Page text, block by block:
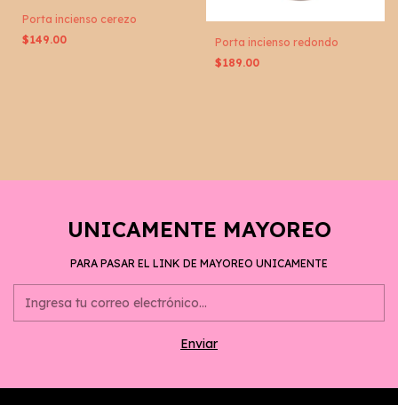
Porta incienso cerezo
$149.00
Porta incienso redondo
$189.00
UNICAMENTE MAYOREO
PARA PASAR EL LINK DE MAYOREO UNICAMENTE